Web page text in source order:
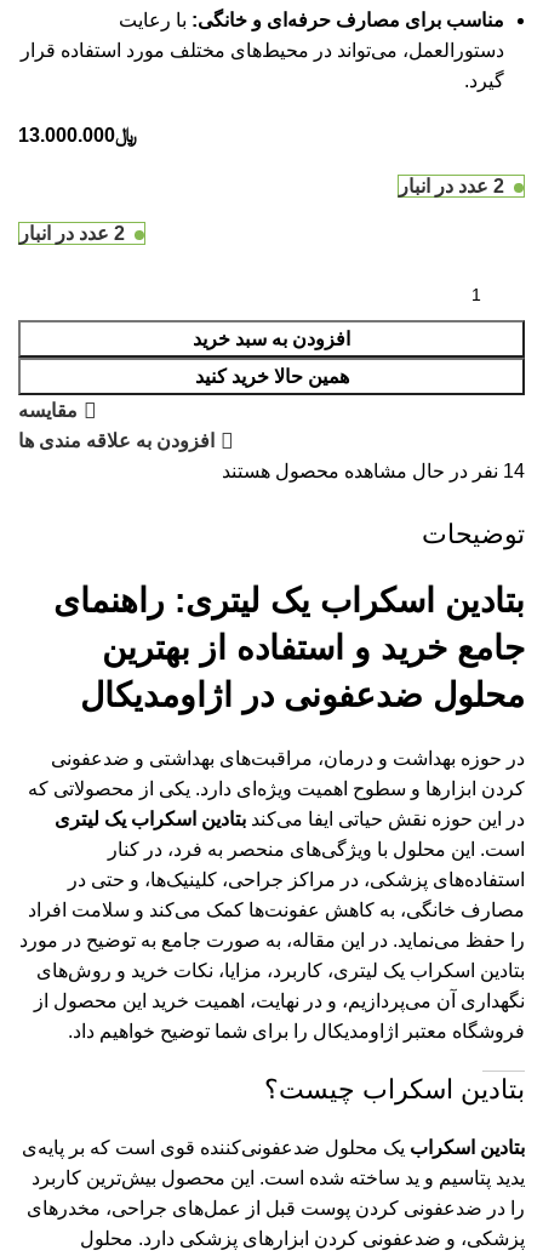
مناسب برای مصارف حرفه‌ای و خانگی: با رعایت
دستورالعمل، می‌تواند در محیط‌های مختلف مورد استفاده قرار
گیرد.
﷼13.000.000
2 عدد در انبار
2 عدد در انبار
افزودن به سبد خرید
همین حالا خرید کنید
مقایسه
افزودن به علاقه مندی ها
14 نفر در حال مشاهده محصول هستند
توضیحات
بتادین اسکراب یک لیتری: راهنمای
جامع خرید و استفاده از بهترین
محلول ضدعفونی در اژاومدیکال
در حوزه بهداشت و درمان، مراقبت‌های بهداشتی و ضدعفونی
کردن ابزارها و سطوح اهمیت ویژه‌ای دارد. یکی از محصولاتی که
در این حوزه نقش حیاتی ایفا می‌کند بتادین اسکراب یک لیتری
است. این محلول با ویژگی‌های منحصر به فرد، در کنار
استفاده‌های پزشکی، در مراکز جراحی، کلینیک‌ها، و حتی در
مصارف خانگی، به کاهش عفونت‌ها کمک می‌کند و سلامت افراد
را حفظ می‌نماید. در این مقاله، به صورت جامع به توضیح در مورد
بتادین اسکراب یک لیتری، کاربرد، مزایا، نکات خرید و روش‌های
نگهداری آن می‌پردازیم، و در نهایت، اهمیت خرید این محصول از
فروشگاه معتبر اژاومدیکال را برای شما توضیح خواهیم داد.
بتادین اسکراب چیست؟
بتادین اسکراب یک محلول ضدعفونی‌کننده قوی است که بر پایه‌ی
یدید پتاسیم و ید ساخته شده است. این محصول بیش‌ترین کاربرد
را در ضدعفونی کردن پوست قبل از عمل‌های جراحی، مخدرهای
پزشکی، و ضدعفونی کردن ابزارهای پزشکی دارد. محلول